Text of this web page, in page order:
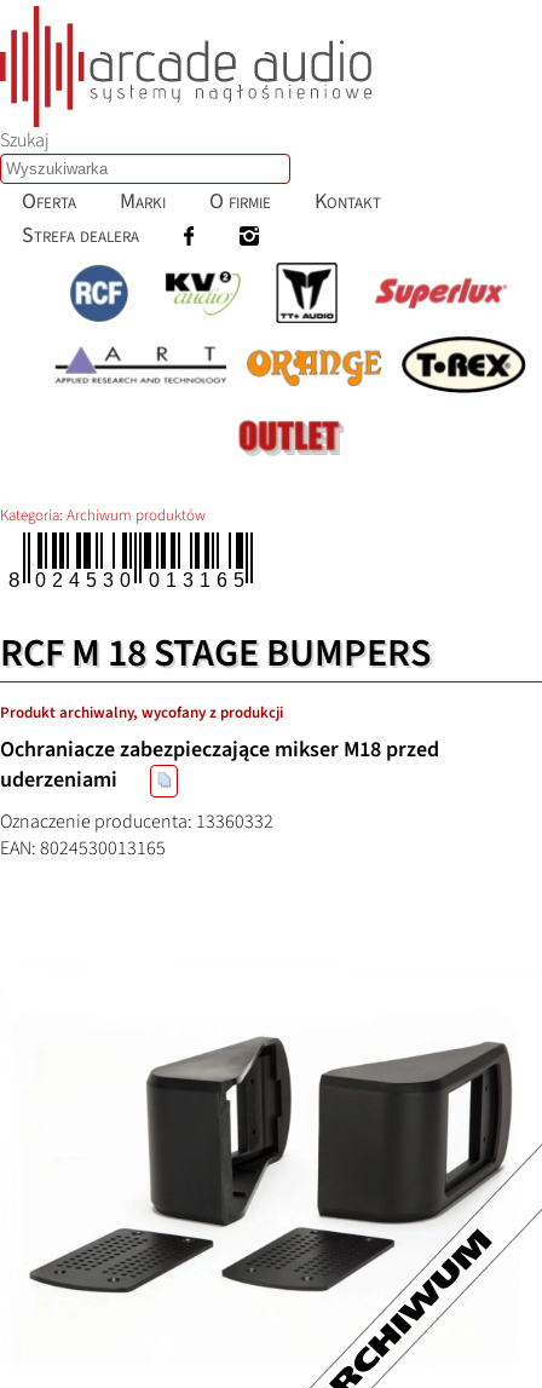
Szukaj
Oferta Marki O firmie
Kontakt
Strefa dealera
Kategoria: Archiwum produktów
RCF M 18 STAGE BUMPERS
Produkt archiwalny, wycofany z produkcji
Ochraniacze zabezpieczające mikser M18 przed
uderzeniami
Oznaczenie producenta: 13360332
EAN: 8024530013165